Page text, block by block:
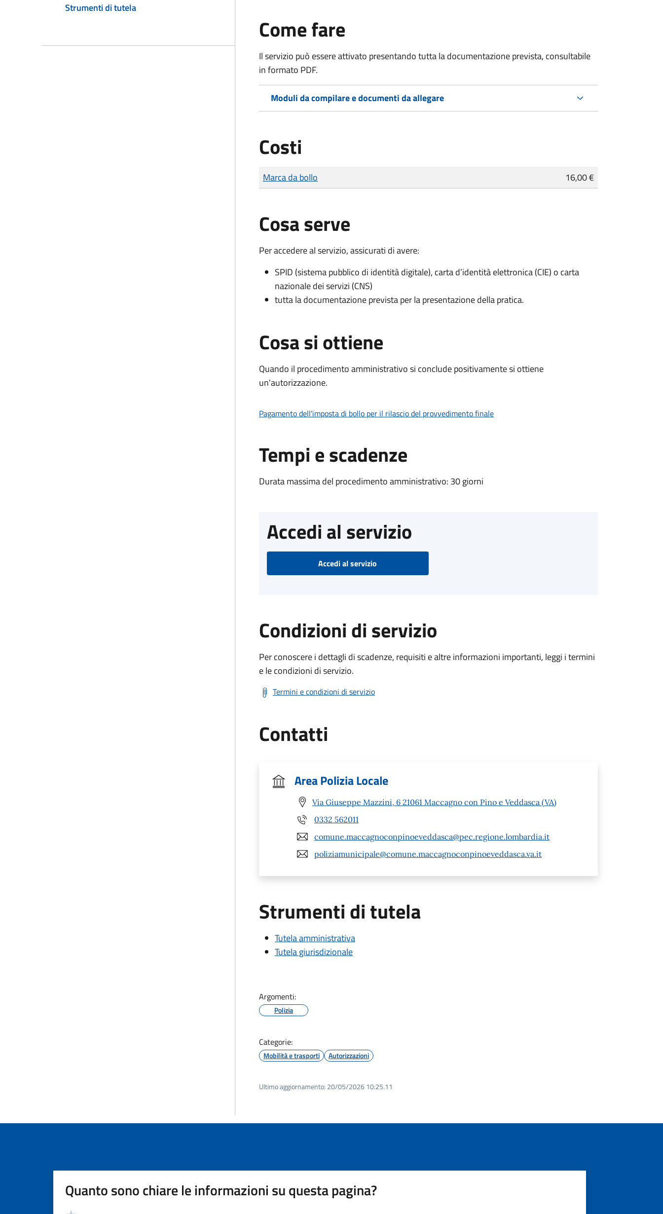
Strumenti di tutela
Come fare
Il servizio può essere attivato presentando tutta la documentazione prevista, consultabile
in formato PDF.
Moduli da compilare e documenti da allegare
Costi
Tipo di pagamento
Importo
Marca da bollo 16,00 €
Cosa serve
Per accedere al servizio, assicurati di avere:
SPID (sistema pubblico di identità digitale), carta d’identità elettronica (CIE) o carta
nazionale dei servizi (CNS)
tutta la documentazione prevista per la presentazione della pratica.
Cosa si ottiene
Quando il procedimento amministrativo si conclude positivamente si ottiene
un'autorizzazione.
Pagamento dell'imposta di bollo per il rilascio del provvedimento finale
Tempi e scadenze
Durata massima del procedimento amministrativo: 30 giorni
Accedi al servizio
Accedi al servizio
Condizioni di servizio
Per conoscere i dettagli di scadenze, requisiti e altre informazioni importanti, leggi i termini
e le condizioni di servizio.
Termini e condizioni di servizio
Contatti
Area Polizia Locale
Via Giuseppe Mazzini, 6 21061 Maccagno con Pino e Veddasca (VA)
0332 562011
comune.maccagnoconpinoeveddasca@pec.regione.lombardia.it
poliziamunicipale@comune.maccagnoconpinoeveddasca.va.it
Strumenti di tutela
Tutela amministrativa
Tutela giurisdizionale
Argomenti:
Polizia
Categorie:
Mobilità e trasporti Autorizzazioni
Ultimo aggiornamento: 20/05/2026 10:25.11
Quanto sono chiare le informazioni su questa pagina?
Valutazione